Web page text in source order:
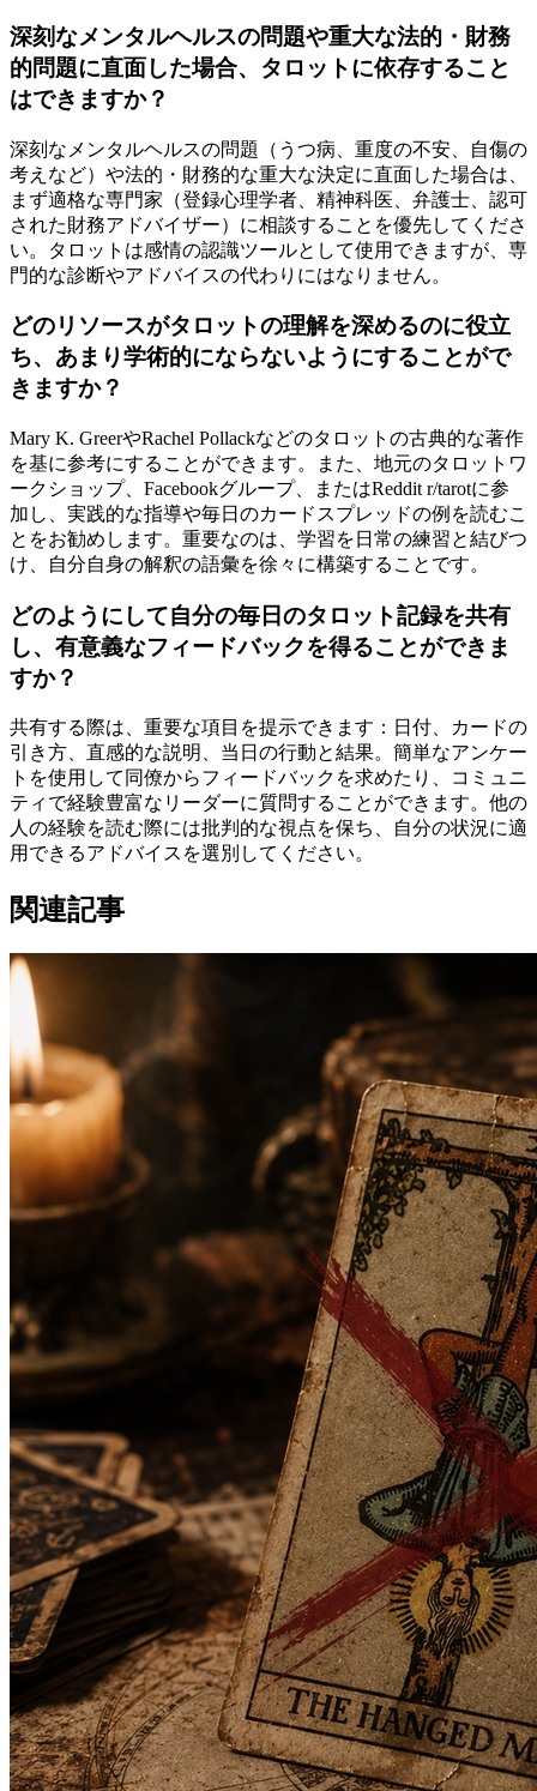
深刻なメンタルヘルスの問題や重大な法的・財務
的問題に直面した場合、タロットに依存すること
はできますか？
深刻なメンタルヘルスの問題（うつ病、重度の不安、自傷の
考えなど）や法的・財務的な重大な決定に直面した場合は、
まず適格な専門家（登録心理学者、精神科医、弁護士、認可
された財務アドバイザー）に相談することを優先してくださ
い。タロットは感情の認識ツールとして使用できますが、専
門的な診断やアドバイスの代わりにはなりません。
どのリソースがタロットの理解を深めるのに役立
ち、あまり学術的にならないようにすることがで
きますか？
Mary K. GreerやRachel Pollackなどのタロットの古典的な著作
を基に参考にすることができます。また、地元のタロットワ
ークショップ、Facebookグループ、またはReddit r/tarotに参
加し、実践的な指導や毎日のカードスプレッドの例を読むこ
とをお勧めします。重要なのは、学習を日常の練習と結びつ
け、自分自身の解釈の語彙を徐々に構築することです。
どのようにして自分の毎日のタロット記録を共有
し、有意義なフィードバックを得ることができま
すか？
共有する際は、重要な項目を提示できます：日付、カードの
引き方、直感的な説明、当日の行動と結果。簡単なアンケー
トを使用して同僚からフィードバックを求めたり、コミュニ
ティで経験豊富なリーダーに質問することができます。他の
人の経験を読む際には批判的な視点を保ち、自分の状況に適
用できるアドバイスを選別してください。
関連記事